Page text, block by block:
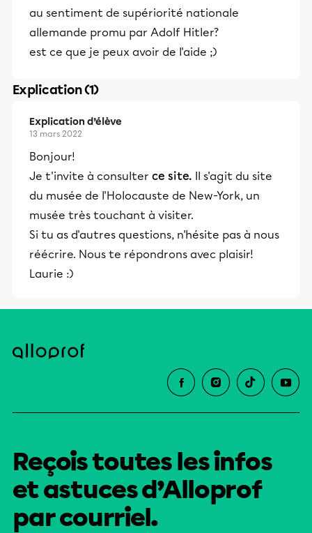
au sentiment de supériorité nationale
allemande promu par Adolf Hitler?
est ce que je peux avoir de l'aide ;)
Explication (1)
Explication d’élève
13 mars 2022
Bonjour!
Je t'invite à consulter ce site. Il s'agit du site
du musée de l'Holocauste de New-York, un
musée très touchant à visiter.
Si tu as d'autres questions, n'hésite pas à nous
réécrire. Nous te répondrons avec plaisir!
Laurie :)
Reçois toutes les infos
et astuces d’Alloprof
par courriel.